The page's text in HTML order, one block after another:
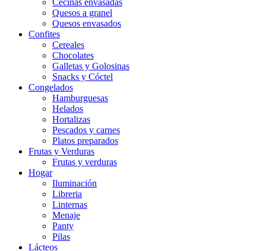
Cecinas envasadas
Quesos a granel
Quesos envasados
Confites
Cereales
Chocolates
Galletas y Golosinas
Snacks y Cóctel
Congelados
Hamburguesas
Helados
Hortalizas
Pescados y carnes
Platos preparados
Frutas y Verduras
Frutas y verduras
Hogar
Iluminación
Libreria
Linternas
Menaje
Panty
Pilas
Lácteos